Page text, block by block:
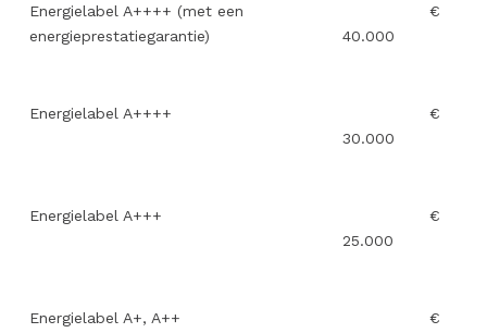
Energielabel A++++ (met een
energieprestatiegarantie)
€
40.000
Energielabel A++++
€
30.000
Energielabel A+++
€
25.000
Energielabel A+, A++
€